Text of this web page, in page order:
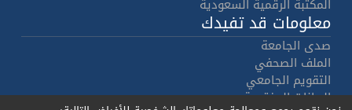
المكتبة الرقمية السعودية
معلومات قد تفيدك
صدى الجامعة
الملف الصحفي
التقويم الجامعي
البيانات المفتوحة